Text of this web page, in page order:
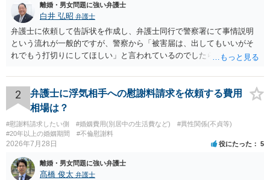
離婚・男女問題に強い弁護士
白井 弘昭 弁護士
弁護士に依頼して告訴状を作成し、弁護士同行で警察署にて事情説明
という流れが一般的ですが、警察から「被害届は、出してもいいがそ
れでもう打切りにしてほしい」と言われているのでしたら、あまり結
検察庁に訴えるのもありかもしれないですが、実際に捜査をするの
は、結局所轄だと思われますので、やはり結論は変わらないかもしれ
ないです。 一度、最寄りの「刑事に強い」とうたっている弁護士に相
談してみてはいかがでしょうか。 以上、ご参考まで。
2
弁護士に浮気相手への慰謝料請求を依頼する費用
相場は？
#慰謝料請求したい側 #婚姻費用(別居中の生活費など)
#異性関係(不貞等)
#20年以上の婚姻期間
#不倫慰謝料
2026年7月28日 役にたった 5
離婚・男女問題に強い弁護士
髙橋 俊太 弁護士